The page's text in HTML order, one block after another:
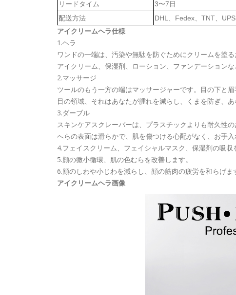
リードタイム
3〜7日
配送方法
DHL、Fedex、TNT、
アイクリームヘラ仕様
1.ヘラ
ワンドの一端は、汚染や無駄を防ぐためにクリームを塗
アイクリーム、保湿剤、ローション、ファンデーション
2.マッサージ
ツールのもう一方の端はマッサージャーです。目の下と
目の領域、それはあなたが腫れを減らし、くまを防ぎ、
3.ダーブル
スキンケアスクレーパーは、プラスチックよりも耐久性
へらの表面は滑らかで、肌を傷つける心配がなく、お手入
4.フェイスクリーム、フェイシャルマスク、保湿剤の吸収
5.顔の微小循環、肌の色むらを改善します。
6.顔のしわや小じわを減らし、顔の筋肉の疲労を和らげま
アイクリームヘラ画像